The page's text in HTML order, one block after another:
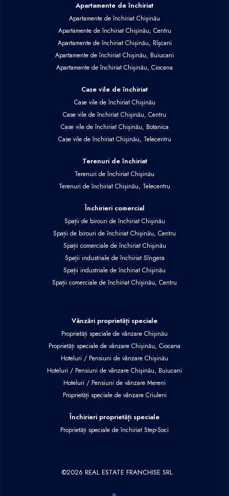
Apartamente de închiriat
Apartamente de închiriat Chișinău
Apartamente de închiriat Chișinău, Centru
Apartamente de închiriat Chișinău, Rîșcani
Apartamente de închiriat Chișinău, Buiucani
Apartamente de închiriat Chișinău, Ciocana
Case vile de închiriat
Case vile de închiriat Chișinău
Case vile de închiriat Chișinău, Centru
Case vile de închiriat Chișinău, Botanica
Case vile de închiriat Chișinău, Telecentru
Terenuri de închiriat
Terenuri de închiriat Chișinău
Terenuri de închiriat Chișinău, Telecentru
Închirieri comercial
Spații de birouri de închiriat Chișinău
Spații de birouri de închiriat Chișinău, Centru
Spații comerciale de închiriat Chișinău
Spații industriale de închiriat Sîngera
Spații industriale de închiriat Chișinău
Spații comerciale de închiriat Chișinău, Centru
Vânzări proprietăți speciale
Proprietăți speciale de vânzare Chișinău
Proprietăți speciale de vânzare Chișinău, Ciocana
Hoteluri / Pensiuni de vânzare Chișinău
Hoteluri / Pensiuni de vânzare Chișinău, Buiucani
Hoteluri / Pensiuni de vânzare Mereni
Proprietăți speciale de vânzare Criuleni
Închirieri proprietăți speciale
Proprietăți speciale de închiriat Step-Soci
©2026 REAL ESTATE FRANCHISE SRL